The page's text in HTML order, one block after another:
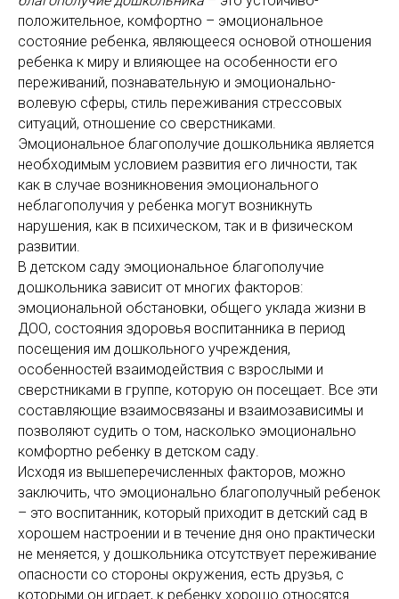
положительное, комфортно – эмоциональное
состояние ребенка, являющееся основой отношения
ребенка к миру и влияющее на особенности его
переживаний, познавательную и эмоционально-
волевую сферы, стиль переживания стрессовых
ситуаций, отношение со сверстниками.
Эмоциональное благополучие дошкольника является
необходимым условием развития его личности, так
как в случае возникновения эмоционального
неблагополучия у ребенка могут возникнуть
нарушения, как в психическом, так и в физическом
развитии.
В детском саду эмоциональное благополучие
дошкольника зависит от многих факторов:
эмоциональной обстановки, общего уклада жизни в
ДОО, состояния здоровья воспитанника в период
посещения им дошкольного учреждения,
особенностей взаимодействия с взрослыми и
сверстниками в группе, которую он посещает. Все эти
составляющие взаимосвязаны и взаимозависимы и
позволяют судить о том, насколько эмоционально
комфортно ребенку в детском саду.
Исходя из вышеперечисленных факторов, можно
заключить, что эмоционально благополучный ребенок
– это воспитанник, который приходит в детский сад в
хорошем настроении и в течение дня оно практически
не меняется, у дошкольника отсутствует переживание
опасности со стороны окружения, есть друзья, с
которыми он играет, к ребенку хорошо относятся